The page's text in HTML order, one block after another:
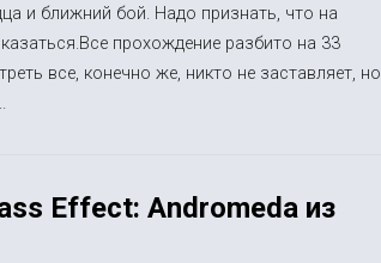
и ближний бой. Надо признать, что на
прохождение разбито на 33
все, конечно же, никто не заставляет, но
Effect: Andromeda из